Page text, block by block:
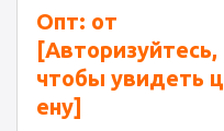
Опт: от
[Авторизуйтесь,
чтобы увидеть ц
ену]